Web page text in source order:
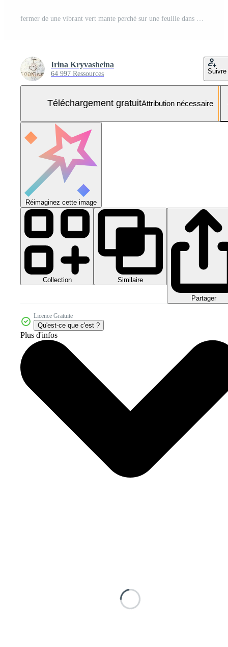
Irina Kryvasheina
64 997 Ressources Suivre
Téléchargement gratuitAttribution nécessaire
Réimaginez cette image
Collection Similaire
Partager
Licence Gratuite
Qu'est-ce que c'est ?
Plus d'infos